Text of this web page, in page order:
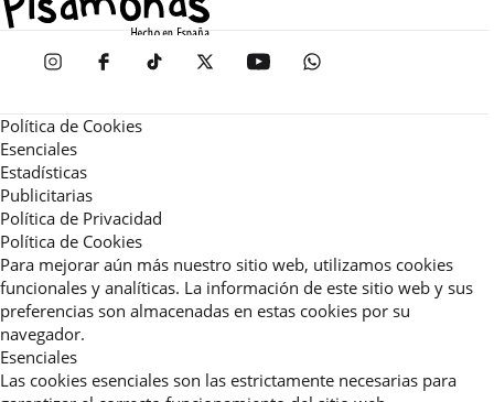
Política de Cookies
Esenciales
Estadísticas
Publicitarias
Política de Privacidad
Política de Cookies
Para mejorar aún más nuestro sitio web, utilizamos cookies
funcionales y analíticas. La información de este sitio web y sus
preferencias son almacenadas en estas cookies por su
navegador.
Esenciales
Las cookies esenciales son las estrictamente necesarias para